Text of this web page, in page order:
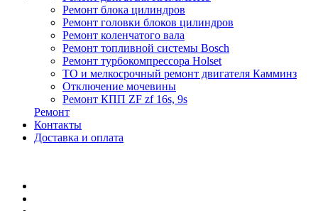
Ремонт блока цилиндров
Ремонт головки блоков цилиндров
Ремонт коленчатого вала
Ремонт топливной системы Bosch
Ремонт турбокомпрессора Holset
ТО и мелкосрочный ремонт двигателя Камминз
Отключение мочевины
Ремонт КПП ZF zf 16s, 9s
Ремонт
Контакты
Доставка и оплата